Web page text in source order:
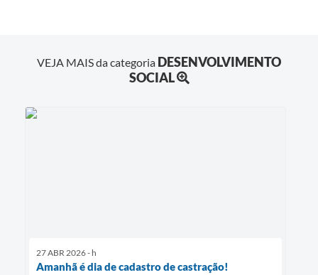
VEJA MAIS da categoria DESENVOLVIMENTO
SOCIAL
27 ABR 2026 - h
Amanhã é dia de cadastro de castração!